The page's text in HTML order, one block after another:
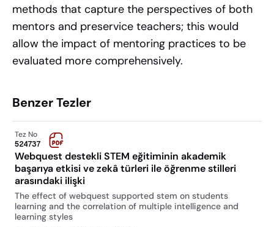
methods that capture the perspectives of both
mentors and preservice teachers; this would
allow the impact of mentoring practices to be
evaluated more comprehensively.
Benzer Tezler
Tez No
524737
Webquest destekli STEM eğitiminin akademik
başarıya etkisi ve zekâ türleri ile öğrenme stilleri
arasındaki ilişki
The effect of webquest supported stem on students
learning and the correlation of multiple intelligence and
learning styles